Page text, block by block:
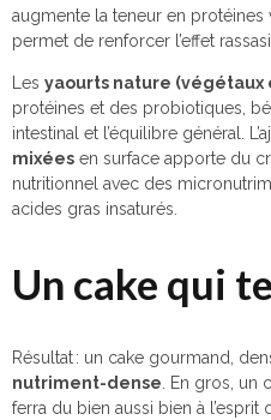
augmente la teneur en
permet de renforcer l’effet
Les yaourts nature (végétaux
protéines et des probiotiques,
intestinal et l’équilibre général.
mixées en surface apporte du
nutritionnel avec des
acides gras insaturés.
Un cake qui
Résultat : un cake gourmand,
nutriment-dense. En gros, un
ferra du bien aussi bien à l’esprit